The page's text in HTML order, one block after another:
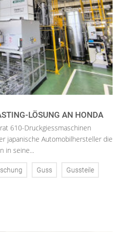
LÖSUNG AN HONDA
610-Druckgiessmaschinen
japanische Automobilhersteller die
in seine...
Guss Gussteile